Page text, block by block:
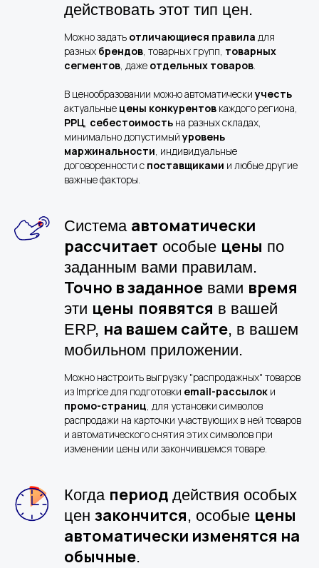
действовать этот тип цен.
Можно задать отличающиеся правила для
разных брендов, товарных групп, товарных
сегментов, даже отдельных товаров.
В ценообразовании можно автоматическиучесть
актуальные цены конкурентов каждого региона,
РРЦ, себестоимость на разных складах,
минимально допустимыйуровень
маржинальности, индивидуальные
договоренности с поставщиками и любые другие
важные факторы.
Система автоматически
рассчитает особые цены по
заданным вами правилам.
Точно в заданное вами время
эти цены появятся в вашей
ERP, на вашем сайте, в вашем
мобильном приложении.
Можно настроить выгрузку "распродажных" товаров
из Imprice для подготовки email-рассылок и
промо-страниц, для установки символов
распродажи на карточки участвующих в ней товаров
и автоматического снятия этих символов при
изменении цены или закончившемся товаре.
Когда период действия особых
цен закончится, особые цены
автоматически изменятся на
обычные.